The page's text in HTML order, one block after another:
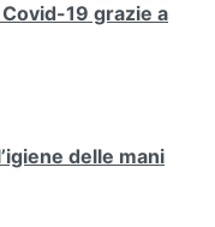
19 grazie a
delle mani